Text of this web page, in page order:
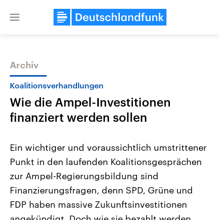
Close
Themen
Landtagswahl Sachsen-Anhalt
2026
Alle Informationen
Sachsen-Anhalt wählt am 6.
September 2026 einen neuen
Landtag. Seit 2021 wird das
Bundesland von einer Koalition aus
USA
Aktuelle Beiträge,
Hintergründe
Wirtschaftlich und
gehören die Vereinigten
den mächtigsten Ländern
mit großem Einfluss auf
Archiv
Koalitionsverhandlungen
Wie die Ampel-Investitionen
finanziert werden sollen
Ein wichtiger und voraussichtlich umstrittener
Punkt in den laufenden Koalitionsgesprächen
zur Ampel-Regierungsbildung sind
Finanzierungsfragen, denn SPD, Grüne und
FDP haben massive Zukunftsinvestitionen